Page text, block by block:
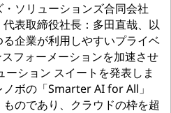
ソリューションズ合同会社
代表取締役社長：多田直哉、以
企業が利用しやすいプライベ
フォーメーションを加速させ
ション スイートを発表しま
ボの「Smarter AI for All」
のであり、クラウドの枠を超